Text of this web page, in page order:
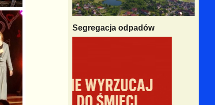
Segregacja odpadów